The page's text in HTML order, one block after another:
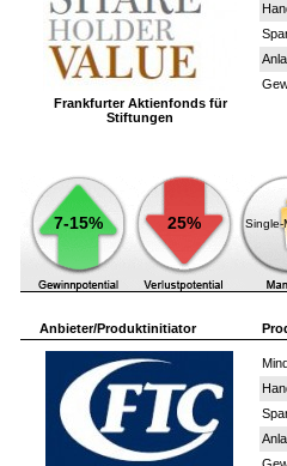
Frankfurter Aktienfonds für
Stiftungen
7-15% 25% Single-
Anbieter/Produktinitiator